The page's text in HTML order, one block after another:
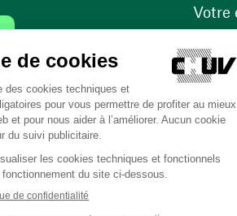
une nouvelle fenêtre)
Votre
Nos